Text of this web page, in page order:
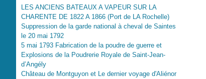
LES ANCIENS BATEAUX A VAPEUR SUR LA
CHARENTE DE 1822 A 1866 (Port de LA Rochelle)
Suppression de la garde national à cheval de Saintes
le 20 mai 1792
5 mai 1793 Fabrication de la poudre de guerre et
Explosions de la Poudrerie Royale de Saint-Jean-
d’Angély
Château de Montguyon et Le dernier voyage d'Aliénor